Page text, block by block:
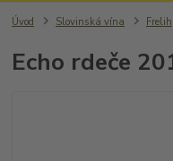
Úvod Slovinská vína Frelih
Echo rdeče